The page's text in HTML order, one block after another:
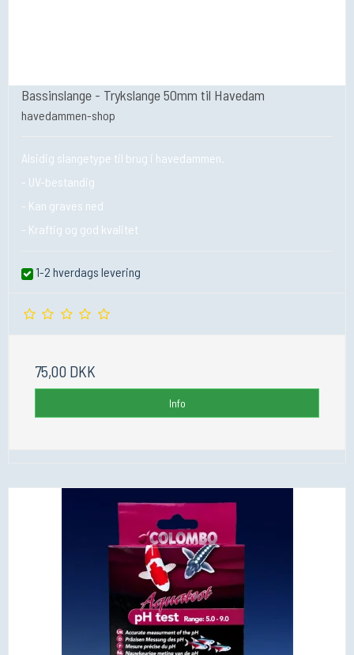
​​​​​​​Bassinslange - Trykslange 50mm til Havedam
havedammen-shop
Alsidig slangetype til brug i havedammen.
- UV-bestandig
- Kan graves ned
- Kraftig og god kvalitet
1-2 hverdags levering
75,00 DKK
Info